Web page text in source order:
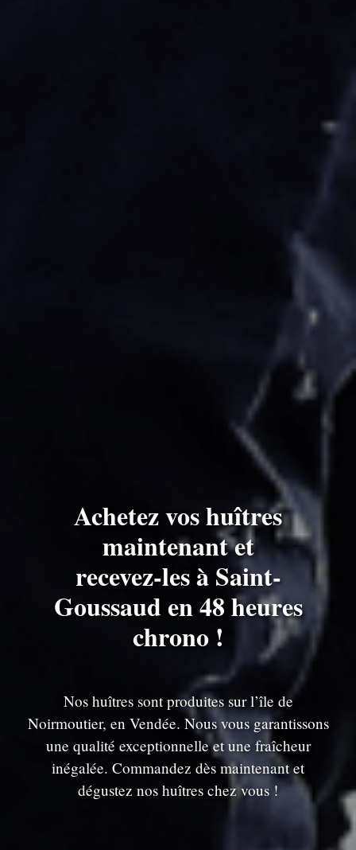
Achetez vos huîtres
maintenant et
recevez-les à Saint-
Goussaud en 48 heures
chrono !
Nos huîtres sont produites sur l’île de
Noirmoutier, en Vendée. Nous vous garantissons
une qualité exceptionnelle et une fraîcheur
inégalée. Commandez dès maintenant et
dégustez nos huîtres chez vous !